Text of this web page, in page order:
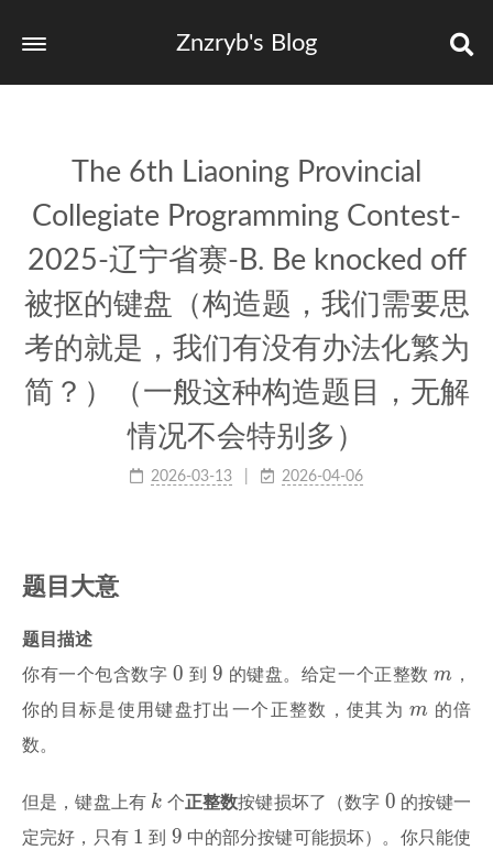
Znzryb's Blog
The 6th Liaoning Provincial
Collegiate Programming Contest-
2025-辽宁省赛-B. Be knocked off
被抠的键盘（构造题，我们需要思
考的就是，我们有没有办法化繁为
简？）（一般这种构造题目，无解
情况不会特别多）
2026-03-13 2026-04-06
题目大意
题目描述
你有一个包含数字0
0 到 9
9 的键盘。给定一个正整数m
m ，
你的目标是使用键盘打出一个正整数，使其为m
m 的倍
数。
但是，键盘上有 k
k 个正整数按键损坏了（数字 0
0 的按键一
定完好，只有 1
1 到 9
9 中的部分按键可能损坏）。你只能使